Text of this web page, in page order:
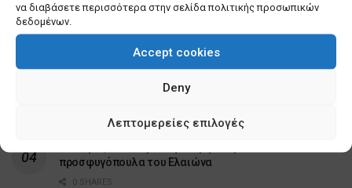
να διαβάσετε περισσότερα στην σελίδα πολιτικής προσωπικών
δεδομένων.
Accept cookies
Deny
Λεπτομερείες επιλογές
Λίγα πράγματα που δεν γνωρίζετε για εμένα
Σε τέλμα οι Υπηρεσίες Δόμησης των Δήμων –
Ερωτήματα για το μέλλον τους
προσφυγόπουλα του Ελαιώνα
0 SHARES